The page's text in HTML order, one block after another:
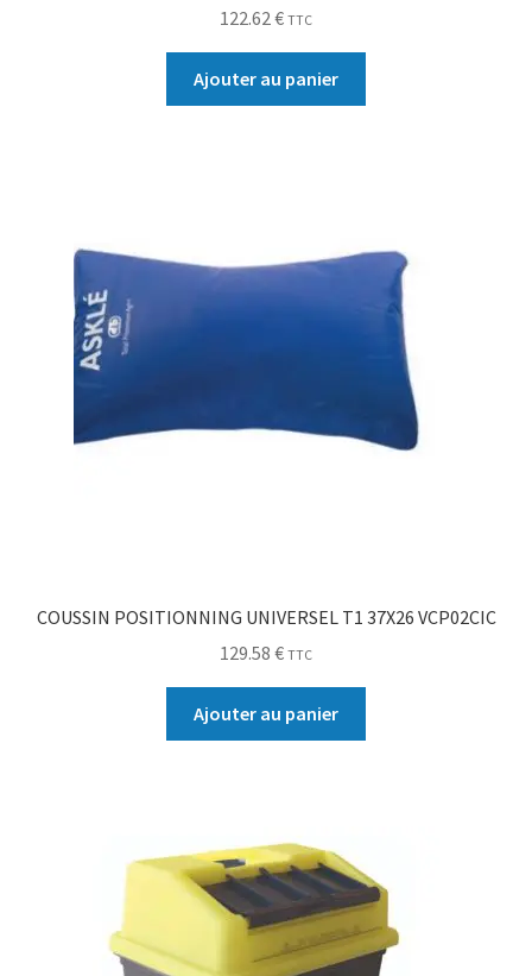
122.62 € TTC
Ajouter au panier
COUSSIN POSITIONNING UNIVERSEL T1 37X26 VCP02CIC
129.58 € TTC
Ajouter au panier